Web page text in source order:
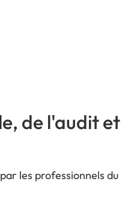
de l'audit et
les professionnels du